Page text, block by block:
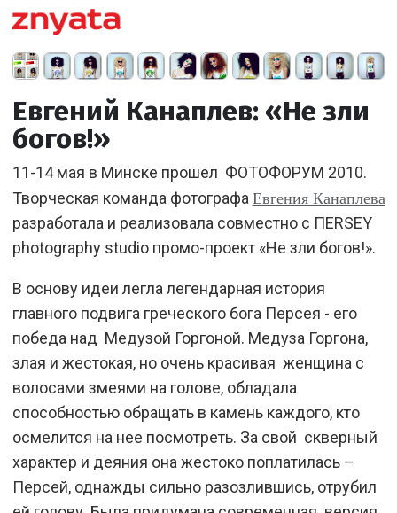
Евгений Канаплев: «Не зли
богов!»
11-14 мая в Минске прошел ФОТОФОРУМ 2010.
Творческая команда фотографа Евгения Канаплева
разработала и реализовала совместно с ПERSEY
photography studio промо-проект «Не зли богов!».
В основу идеи легла легендарная история
главного подвига греческого бога Персея - его
победа над Медузой Горгоной. Медуза Горгона,
злая и жестокая, но очень красивая женщина с
волосами змеями на голове, обладала
способностью обращать в камень каждого, кто
осмелится на нее посмотреть. За свой скверный
характер и деяния она жестоко поплатилась –
Персей, однажды сильно разозлившись, отрубил